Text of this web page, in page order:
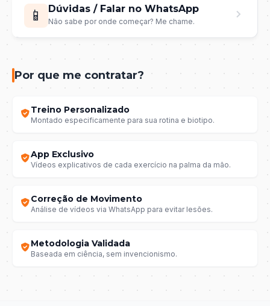
📱 Dúvidas / Falar no WhatsApp
Não sabe por onde começar? Me chame.
Por que me contratar?
Treino Personalizado
Montado especificamente para sua rotina e biotipo.
App Exclusivo
Vídeos explicativos de cada exercício na palma da mão.
Correção de Movimento
Análise de vídeos via WhatsApp para evitar lesões.
Metodologia Validada
Baseada em ciência, sem invencionismo.